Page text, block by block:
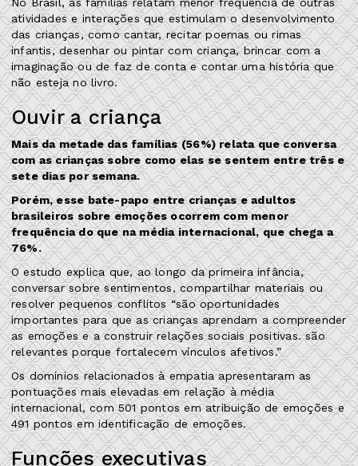
atividades e interações que estimulam o desenvolvimento
das crianças, como cantar, recitar poemas ou rimas
infantis, desenhar ou pintar com criança, brincar com a
imaginação ou de faz de conta e contar uma história que
não esteja no livro.
Ouvir a criança
Mais da metade das famílias (56%) relata que conversa
com as crianças sobre como elas se sentem entre três e
sete dias por semana.
Porém, esse bate-papo entre crianças e adultos
brasileiros sobre emoções ocorrem com menor
frequência do que na média internacional, que chega a
76%.
O estudo explica que, ao longo da primeira infância,
conversar sobre sentimentos, compartilhar materiais ou
resolver pequenos conflitos “são oportunidades
importantes para que as crianças aprendam a compreender
as emoções e a construir relações sociais positivas. são
relevantes porque fortalecem vínculos afetivos.”
Os domínios relacionados à empatia apresentaram as
pontuações mais elevadas em relação à média
internacional, com 501 pontos em atribuição de emoções e
491 pontos em identificação de emoções.
Funções executivas